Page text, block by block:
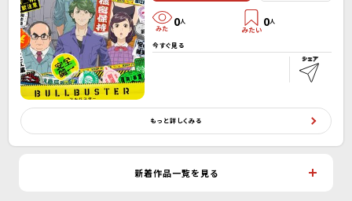
0人 0人
今すぐ見る
もっと詳しくみる
新着作品一覧を見る